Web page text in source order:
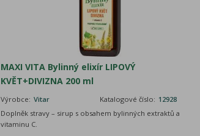
MAXI VITA Bylinný elixír LIPOVÝ
KVĚT+DIVIZNA 200 ml
Výrobce: Vitar Katalogové číslo: 12928
Doplněk stravy – sirup s obsahem bylinných extraktů a
vitaminu C.